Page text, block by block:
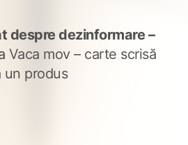
despre dezinformare –
Vaca mov – carte scrisă
un produs